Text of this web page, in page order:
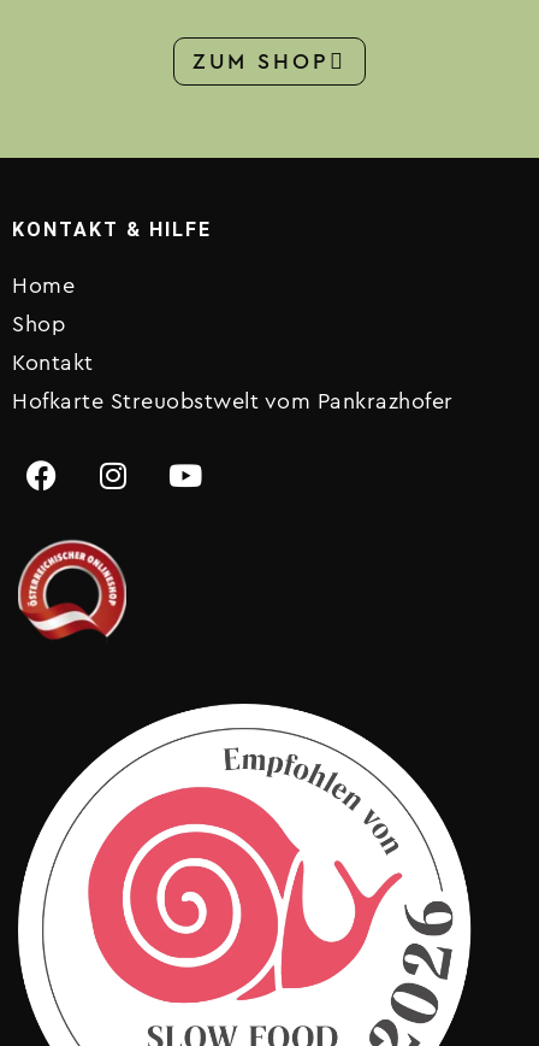
ZUM SHOP
KONTAKT & HILFE
Home
Shop
Kontakt
Hofkarte Streuobstwelt vom Pankrazhofer